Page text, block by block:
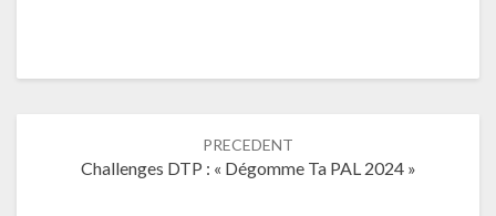
PRECEDENT
Challenges DTP : « Dégomme Ta PAL 2024 »